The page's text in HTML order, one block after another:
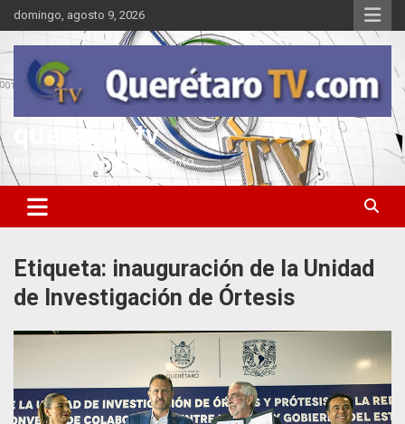
Saltar
al
contenido
domingo, agosto 9, 2026
queretarotv
Información y entretenimiento
Etiqueta: inauguración de la Unidad
de Investigación de Órtesis